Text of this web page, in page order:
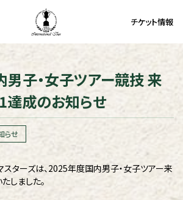
チケット情報
子・女子ツアー競技 来
成のお知らせ
らせ
ターズは、2025年度国内男子・女子ツアー来
しました。